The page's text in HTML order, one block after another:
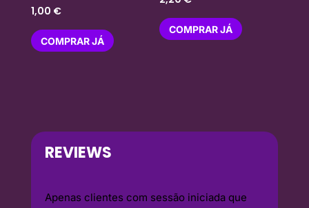
1,00 €
COMPRAR JÁ
COMPRAR JÁ
REVIEWS
Apenas clientes com sessão iniciada que